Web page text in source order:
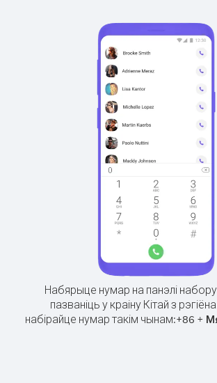
Набярыце нумар на панэлі
пазваніць у краіну Кітай з
набірайце нумар такім чынам:+86 +